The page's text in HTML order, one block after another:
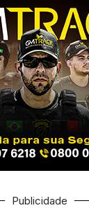
Publicidade